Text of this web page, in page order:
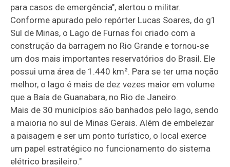
para casos de emergência", alertou o militar.
Conforme apurado pelo repórter Lucas Soares, do g1
Sul de Minas, o Lago de Furnas foi criado com a
construção da barragem no Rio Grande e tornou‑se
um dos mais importantes reservatórios do Brasil. Ele
possui uma área de 1.440 km². Para se ter uma noção
melhor, o lago é mais de dez vezes maior em volume
que a Baía de Guanabara, no Rio de Janeiro.
Mais de 30 municípios são banhados pelo lago, sendo
a maioria no sul de Minas Gerais. Além de embelezar
a paisagem e ser um ponto turístico, o local exerce
um papel estratégico no funcionamento do sistema
elétrico brasileiro."